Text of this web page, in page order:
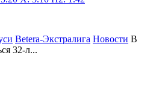
Betera-Экстралига Новости В
32-л...